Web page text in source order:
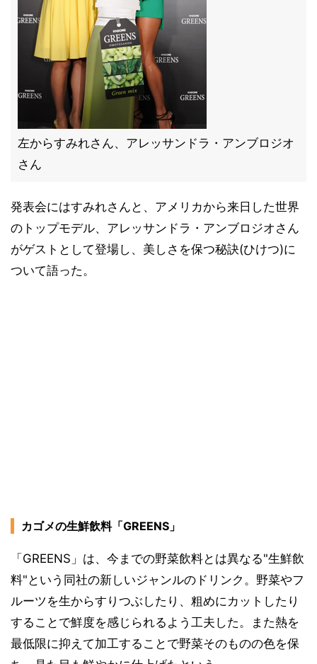
左からすみれさん、アレッサンドラ・アンブロジオ
さん
発表会にはすみれさんと、アメリカから来日した世界
のトップモデル、アレッサンドラ・アンブロジオさん
がゲストとして登場し、美しさを保つ秘訣(ひけつ)に
ついて語った。
カゴメの生鮮飲料「GREENS」
「GREENS」は、今までの野菜飲料とは異なる"生鮮飲
料"という同社の新しいジャンルのドリンク。野菜やフ
ルーツを生からすりつぶしたり、粗めにカットしたり
することで鮮度を感じられるよう工夫した。また熱を
最低限に抑えて加工することで野菜そのものの色を保